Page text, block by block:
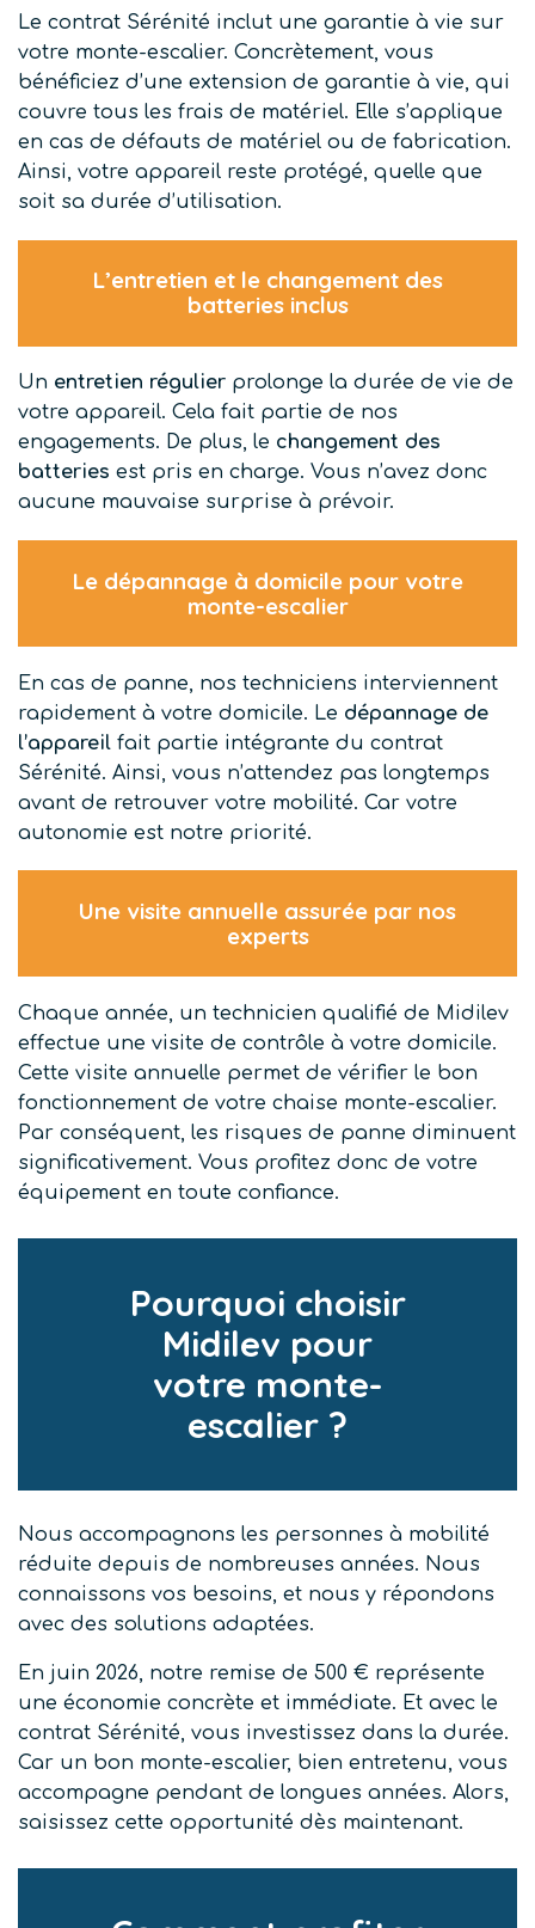
Le contrat Sérénité inclut une garantie à vie sur
votre monte-escalier. Concrètement, vous
bénéficiez d’une extension de garantie à vie, qui
couvre tous les frais de matériel. Elle s’applique
en cas de défauts de matériel ou de fabrication.
Ainsi, votre appareil reste protégé, quelle que
soit sa durée d’utilisation.
L’entretien et le changement des
batteries inclus
Un entretien régulier prolonge la durée de vie de
votre appareil. Cela fait partie de nos
engagements. De plus, le changement des
batteries est pris en charge. Vous n’avez donc
aucune mauvaise surprise à prévoir.
Le dépannage à domicile pour votre
monte-escalier
En cas de panne, nos techniciens interviennent
rapidement à votre domicile. Le dépannage de
l’appareil fait partie intégrante du contrat
Sérénité. Ainsi, vous n’attendez pas longtemps
avant de retrouver votre mobilité. Car votre
autonomie est notre priorité.
Une visite annuelle assurée par nos
experts
Chaque année, un technicien qualifié de Midilev
effectue une visite de contrôle à votre domicile.
Cette visite annuelle permet de vérifier le bon
fonctionnement de votre chaise monte-escalier.
Par conséquent, les risques de panne diminuent
significativement. Vous profitez donc de votre
équipement en toute confiance.
Pourquoi choisir
Midilev pour
votre monte-
escalier ?
Nous accompagnons les personnes à mobilité
réduite depuis de nombreuses années. Nous
connaissons vos besoins, et nous y répondons
avec des solutions adaptées.
En juin 2026, notre remise de 500 € représente
une économie concrète et immédiate. Et avec le
contrat Sérénité, vous investissez dans la durée.
Car un bon monte-escalier, bien entretenu, vous
accompagne pendant de longues années. Alors,
saisissez cette opportunité dès maintenant.